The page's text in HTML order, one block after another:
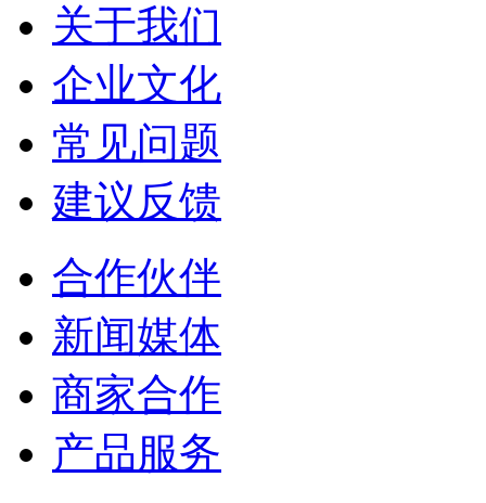
关于我们
企业文化
常见问题
建议反馈
合作伙伴
新闻媒体
商家合作
产品服务